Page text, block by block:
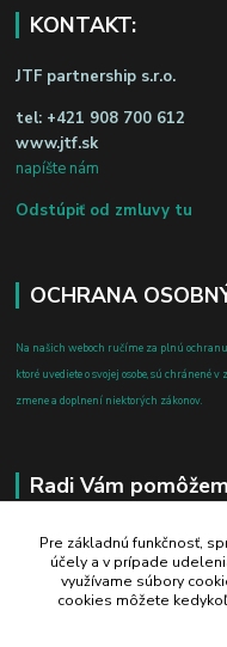
KONTAKT:
JTF partnership s.r.o.
tel: +421 908 700 612
www.jtf.sk
napíšte nám
Odstúpiť od zmluvy tu
OCHRANA
Na našich weboch ručíme za plnú
ktoré uvediete o svojej osobe, sú chránené
zmene a doplnení niektorých zákonov.
Radi Vám
+421 908 700 612
po-pia: 8.00 - 16.00
business@jtf.sk
Pre základnú funkčnosť,
účely a v prípade
využívame súbory
cookies môžete